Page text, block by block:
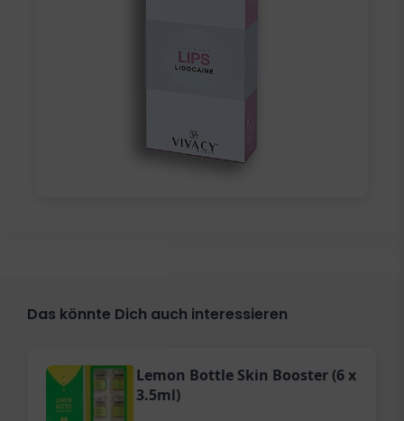
Das könnte Dich auch interessieren
Lemon Bottle Skin Booster (6 x
3.5ml)